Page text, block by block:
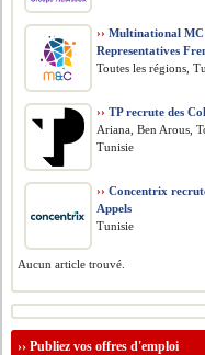
›› Multinational MC
Representatives
Toutes les régions,
›› TP recrute des
Ariana, Ben Arous,
Tunisie
›› Concentrix
Appels
Tunisie
Aucun article trouvé.
››Publiez vos offres d'emploi